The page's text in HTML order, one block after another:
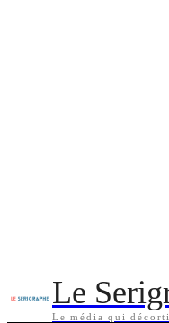
Le
Le média qui